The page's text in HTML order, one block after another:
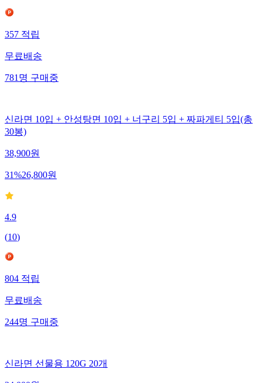
357 적립
무료배송
781 명 구매중
신라면 10입 + 안성탕면 10입 + 너구리 5입 + 짜파게티 5입(총
30봉)
38,900원
31%26,800원
4.9
(10)
804 적립
무료배송
244명 구매중
신라면 선물용 120G 20개